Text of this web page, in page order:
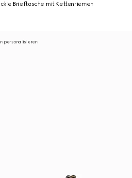
Brieftasche mit Kettenriemen
personalisieren